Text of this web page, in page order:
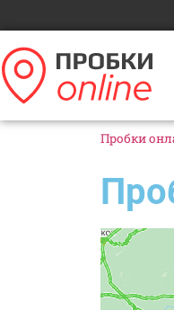
Пробки
Яндекс Карты
Яндекс Карты